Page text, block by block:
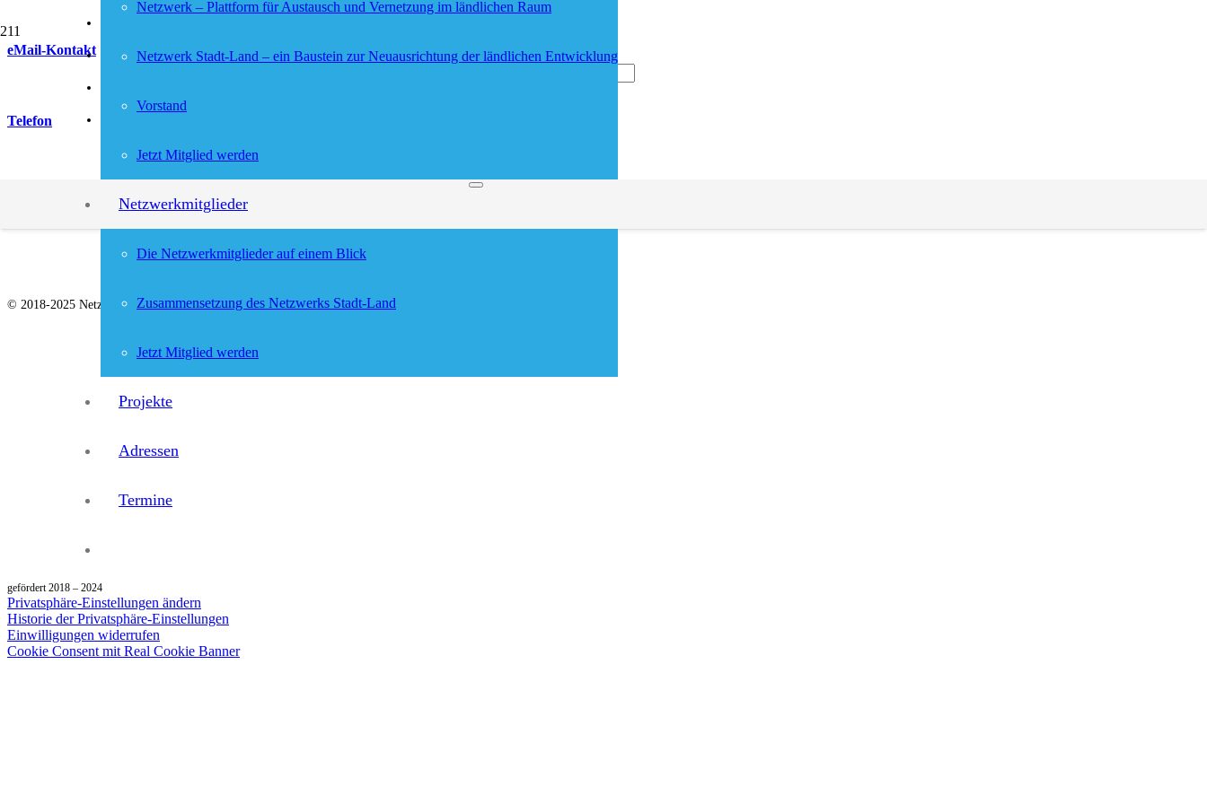
Datenschutz
Netzwerk – Plattform für Austausch und Vernetzung im ländlichen Raum
Netzwerk Stadt-Land – ein Baustein zur Neuausrichtung der ländlichen Entwicklung
Vorstand
Jetzt Mitglied werden
Netzwerkmitglieder
Die Netzwerkmitglieder auf einem Blick
Zusammensetzung des Netzwerks Stadt-Land
Jetzt Mitglied werden
Projekte
Adressen
Termine
eMail-Kontakt
AnnetteSchneider@web.de
Telefon
Netzwerk Stadt-Land e. V.
© 2018-2025 Netzwerk Stadt-Land
gefördert 2018 – 2024
Privatsphäre-Einstellungen ändern
Historie der Privatsphäre-Einstellungen
Einwilligungen widerrufen
Cookie Consent mit Real Cookie Banner